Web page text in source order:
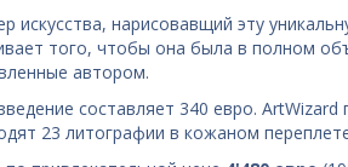
искусства, нарисовавщий эту
того, чтобы она была в полном
автором.
составляет 340 евро.
23 литографии в кожаном